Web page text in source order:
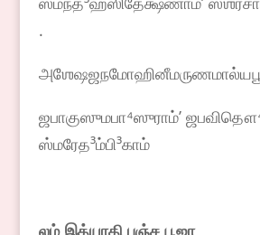
.
ஜபாகுஸுமபா⁴ஸுராம்ʼ
ஸ்மரேத³ம்பி³காம்
லம் இத்யாதி பஞ்ச பூஜா